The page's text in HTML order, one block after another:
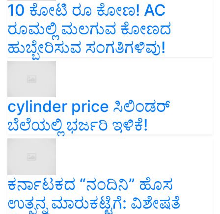
10 ಕೋಟಿ ರೂ ಕೋಣ! AC
ರೂಮಲ್ಲಿ ಮಲಗುವ ಕೋಣದ
ಹುಬ್ಬೇರಿಸುವ ಸಂಗತಿಗಳಿವು!
cylinder price ಸಿಲಿಂಡರ್‌
ಬೆಲೆಯಲ್ಲಿ ಭರ್ಜರಿ ಇಳಿಕೆ!
ಕರ್ನಾಟಕದ “ನಂದಿನಿ” ಹೊಸ
ಉತ್ಪನ್ನ ಮಾರುಕಟ್ಟೆಗೆ: ವಿಶೇಷತೆ